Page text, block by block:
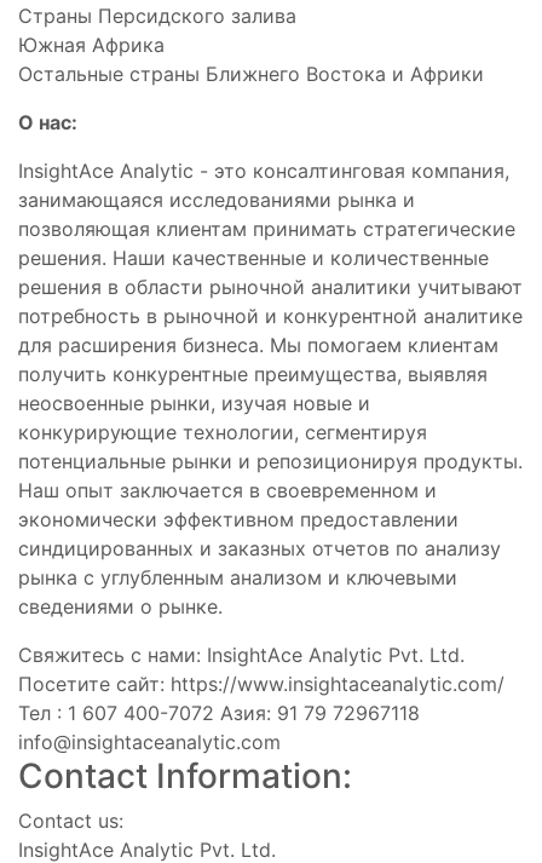
Страны Персидского залива
Южная Африка
Остальные страны Ближнего Востока и Африки
О нас:
InsightAce Analytic - это консалтинговая компания,
занимающаяся исследованиями рынка и
позволяющая клиентам принимать стратегические
решения. Наши качественные и количественные
решения в области рыночной аналитики учитывают
потребность в рыночной и конкурентной аналитике
для расширения бизнеса. Мы помогаем клиентам
получить конкурентные преимущества, выявляя
неосвоенные рынки, изучая новые и
конкурирующие технологии, сегментируя
потенциальные рынки и репозиционируя продукты.
Наш опыт заключается в своевременном и
экономически эффективном предоставлении
синдицированных и заказных отчетов по анализу
рынка с углубленным анализом и ключевыми
сведениями о рынке.
Свяжитесь с нами: InsightAce Analytic Pvt. Ltd.
Посетите сайт: https://www.insightaceanalytic.com/
Тел : 1 607 400-7072 Азия: 91 79 72967118
info@insightaceanalytic.com
Contact Information:
Contact us:
InsightAce Analytic Pvt. Ltd.